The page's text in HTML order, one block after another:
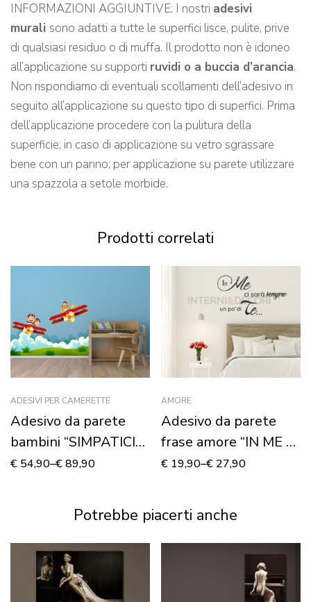
INFORMAZIONI AGGIUNTIVE: I nostri adesivi
murali sono adatti a tutte le superfici lisce, pulite, prive
di qualsiasi residuo o di muffa. Il prodotto non è idoneo
all’applicazione su supporti ruvidi o a buccia d’arancia.
Non rispondiamo di eventuali scollamenti dell’adesivo in
seguito all’applicazione su questo tipo di superfici. Prima
dell’applicazione procedere con la pulitura della
superficie: in caso di applicazione su vetro sgrassare
bene con un panno; per applicazione su parete utilizzare
una spazzola a setole morbide.
Prodotti correlati
ADESIVI PER CAMERETTE
Adesivo da parete
bambini “SIMPATICI
AEREI IN VOLO” –
€ 54,90–€89,90
AMORE
Adesivo da parete
frase amore “IN ME CI
SARÀ…”
€ 19,90–€ 27,90
Potrebbe piacerti anche